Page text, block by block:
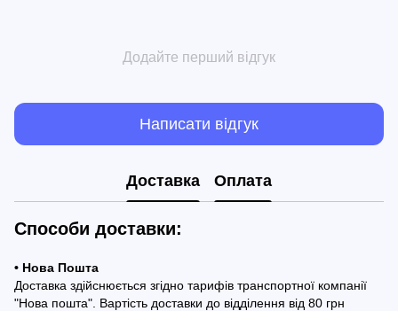
Додайте перший відгук
Написати відгук
Доставка Оплата
Способи доставки:
• Нова Пошта
Доставка здійснюється згідно тарифів транспортної компанії
"Нова пошта". Вартість доставки до відділення від 80 грн